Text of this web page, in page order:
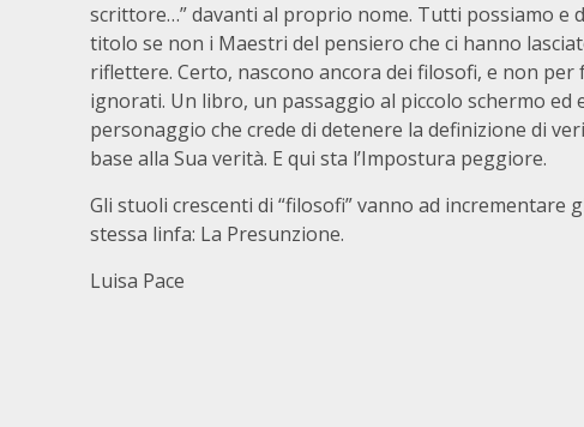
scrittore…” davanti al proprio nome. Tutti possiamo
titolo se non i Maestri del pensiero che ci hanno
riflettere. Certo, nascono ancora dei filosofi, e non
ignorati. Un libro, un passaggio al piccolo schermo ed
personaggio che crede di detenere la definizione di
base alla Sua verità. E qui sta l’Impostura peggiore.
Gli stuoli crescenti di “filosofi” vanno ad
stessa linfa: La Presunzione.
Luisa Pace